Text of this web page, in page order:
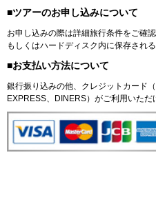
■ツアーのお申し込みについて
お申し込みの際は詳細旅行条件をご確
もしくはハードディスク内に保存され
■お支払い方法について
銀行振り込みの他、クレジットカード
EXPRESS、DINERS）がご利用いただ